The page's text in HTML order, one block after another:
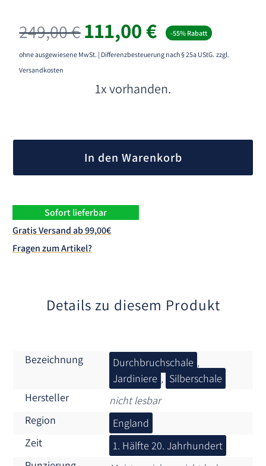
249,00€Ursprünglicher
Preis
war:
111,00€Aktueller
Preis
ist:
-55% Rabatt
ohne ausgewiesene MwSt. | Differenzbesteuerung nach § 25a UStG. zzgl.
Versandkosten
1x vorhanden.
In den Warenkorb
Sofort lieferbar
Gratis Versand ab 99,00€
Fragen zum Artikel?
Details zu diesem Produkt
Bezeichnung Durchbruchschale ,
Jardiniere , Silberschale
Hersteller
nicht lesbar
Region
England
Zeit
1. Hälfte 20. Jahrhundert